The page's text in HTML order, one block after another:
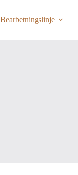
Bearbetningslinje